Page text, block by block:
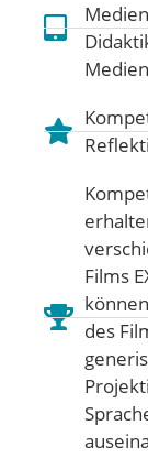
Films
des